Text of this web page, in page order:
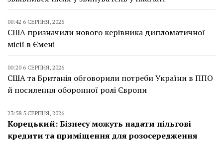
00:42 6 СЕРПНЯ, 2026
США призначили нового керівника дипломатичної
місії в Ємені
00:20 6 СЕРПНЯ, 2026
США та Британія обговорили потреби України в ППО
й посилення оборонної ролі Європи
23:58 5 СЕРПНЯ, 2026
Корецький: Бізнесу можуть надати пільгові
кредити та приміщення для розосередження